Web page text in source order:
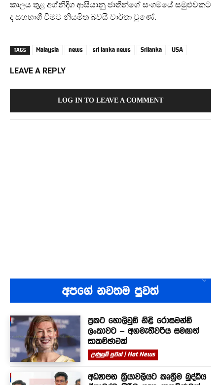
කාලය තුළ අග්නිදිග ආසියානු ජාතීන්ගේ සංගමයේ සමුළුවකට
ද සහභාගී වීමට නියමිත බවයි වාර්තා වුණේ.
TAGS Malaysia news sri lanka news Srilanka USA
LEAVE A REPLY
LOG IN TO LEAVE A COMMENT
අපගේ නවතම පුවත්
ප්‍රකට හොලිවුඩ් නිළි රොසමන්ඩ්
ලංකාවට – අගමැතිවරිය සමඟත්
සාකච්ඡාවක්
උණුසුම් පුවත් | Hot News
අධ්‍යාපන ක්‍රියාවලියට කෘත්‍රිම බුද්ධිය